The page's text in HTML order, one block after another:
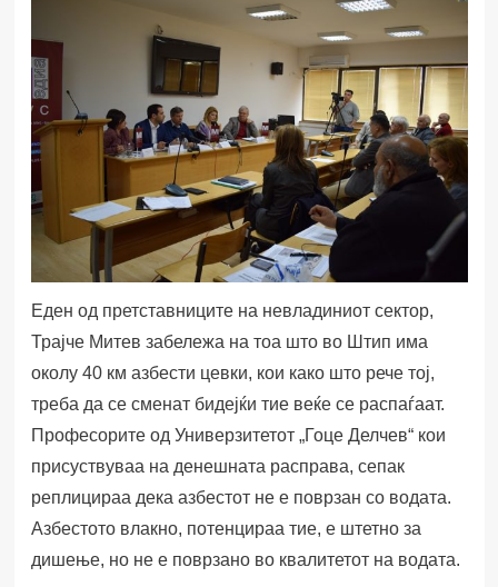
Еден од претставниците на невладиниот сектор,
Трајче Митев забележа на тоа што во Штип има
околу 40 км азбести цевки, кои како што рече тој,
треба да се сменат бидејќи тие веќе се распаѓаат.
Професорите од Универзитетот „Гоце Делчев“ кои
присуствуваа на денешната расправа, сепак
реплицираа дека азбестот не е поврзан со водата.
Азбестото влакно, потенцираа тие, е штетно за
дишење, но не е поврзано во квалитетот на водата.